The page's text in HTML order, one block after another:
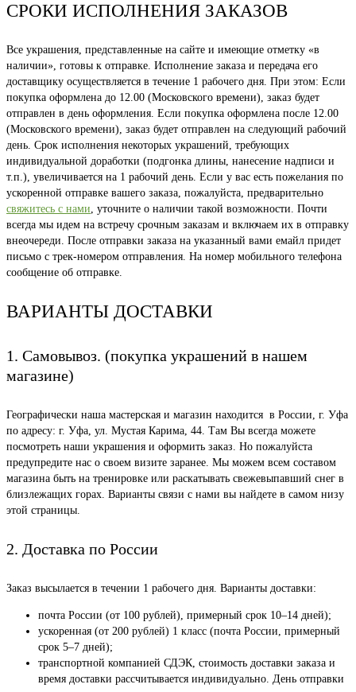
СРОКИ ИСПОЛНЕНИЯ ЗАКАЗОВ
Все украшения, представленные на сайте и имеющие отметку «в
наличии», готовы к отправке. Исполнение заказа и передача его
доставщику осуществляется в течение 1 рабочего дня. При этом: Если
покупка оформлена до 12.00 (Московского времени), заказ будет
отправлен в день оформления. Если покупка оформлена после 12.00
(Московского времени), заказ будет отправлен на следующий рабочий
день. Срок исполнения некоторых украшений, требующих
индивидуальной доработки (подгонка длины, нанесение надписи и
т.п.), увеличивается на 1 рабочий день. Если у вас есть пожелания по
ускоренной отправке вашего заказа, пожалуйста, предварительно
свяжитесь с нами, уточните о наличии такой возможности. Почти
всегда мы идем на встречу срочным заказам и включаем их в отправку
внеочереди. После отправки заказа на указанный вами емайл придет
письмо с трек-номером отправления. На номер мобильного телефона
сообщение об отправке.
ВАРИАНТЫ ДОСТАВКИ
1. Самовывоз. (покупка украшений в нашем
магазине)
Географически наша мастерская и магазин находится в России, г. Уфа
по адресу: г. Уфа, ул. Мустая Карима, 44. Там Вы всегда можете
посмотреть наши украшения и оформить заказ. Но пожалуйста
предупредите нас о своем визите заранее. Мы можем всем составом
магазина быть на тренировке или раскатывать свежевыпавший снег в
близлежащих горах. Варианты связи с нами вы найдете в самом низу
этой страницы.
2. Доставка по России
Заказ высылается в течении 1 рабочего дня. Варианты доставки:
почта России (от 100 рублей), примерный срок 10–14 дней);
ускоренная (от 200 рублей) 1 класс (почта России, примерный
срок 5–7 дней);
транспортной компанией СДЭК, стоимость доставки заказа и
время доставки рассчитывается индивидуально. День отправки